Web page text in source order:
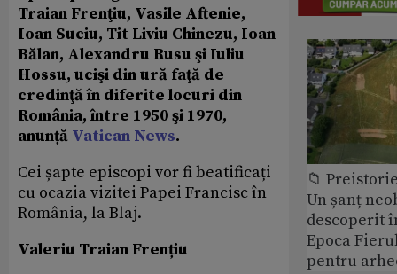
Traian Frenţiu, Vasile Aftenie,
Ioan Suciu, Tit Liviu Chinezu, Ioan
Bălan, Alexandru Rusu şi Iuliu
Hossu, ucişi din ură faţă de
credinţă în diferite locuri din
România, între 1950 şi 1970,
anunță Vatican News.
Cei șapte episcopi vor fi beatificați
cu ocazia vizitei Papei Francisc în
România, la Blaj.
Valeriu Traian Frențiu
📁
Un șanț
descoperit
Epoca
pentru